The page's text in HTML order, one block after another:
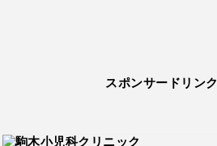
スポンサードリンク